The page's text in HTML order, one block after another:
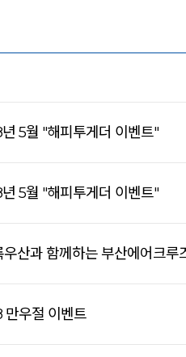
5월 "해피투게더 이벤트"
5월 "해피투게더 이벤트"
우산과 함께하는 부산에어크루
만우절 이벤트